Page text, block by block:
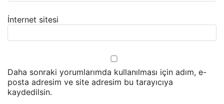
İnternet sitesi
Daha sonraki yorumlarımda kullanılması için adım, e-
posta adresim ve site adresim bu tarayıcıya
kaydedilsin.